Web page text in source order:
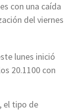
con una caída
del viernes
lunes inició
20.1100 con
el tipo de